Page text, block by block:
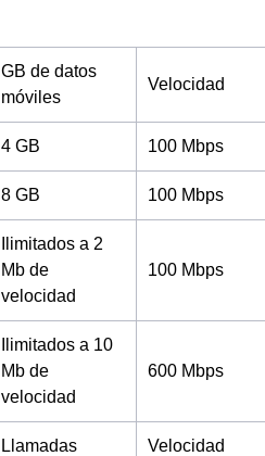
GB de datos
móviles
Velocidad
4 GB 100 Mbps
8 GB 100 Mbps
Ilimitados a 2
Mb de
velocidad
100 Mbps
Ilimitados a 10
Mb de
velocidad
600 Mbps
Llamadas Velocidad